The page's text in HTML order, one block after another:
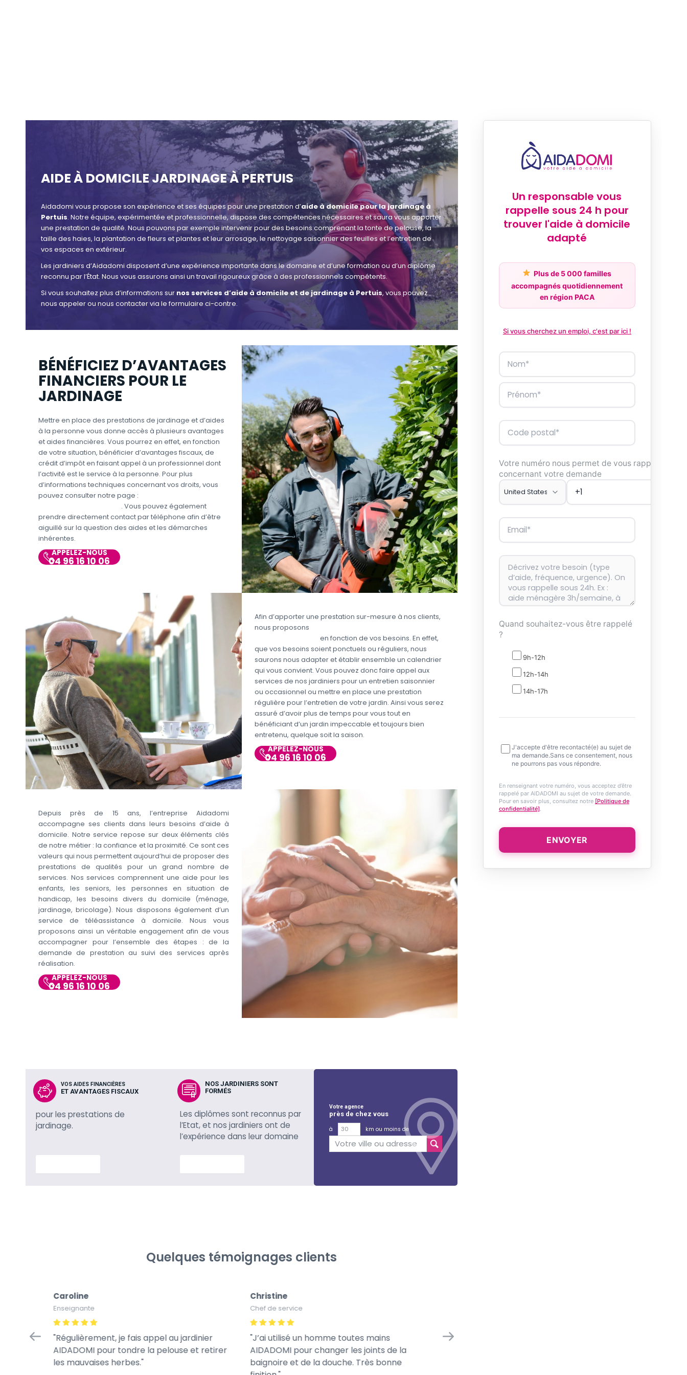
AIDE À DOMICILE JARDINAGE À PERTUIS
Aidadomi vous propose son expérience et ses équipes pour une prestation d’aide à domicile pour la jardinage à
Pertuis. Notre équipe, expérimentée et professionnelle, dispose des compétences nécessaires et saura vous apporter
une prestation de qualité. Nous pouvons par exemple intervenir pour des besoins comprenant la tonte de pelouse, la
taille des haies, la plantation de fleurs et plantes et leur arrosage, le nettoyage saisonnier des feuilles et l’entretien de
vos espaces en extérieur.
Les jardiniers d’Aidadomi disposent d’une expérience importante dans le domaine et d’une formation ou d’un diplôme
reconnu par l’État. Nous vous assurons ainsi un travail rigoureux grâce à des professionnels compétents.
Si vous souhaitez plus d’informations sur nos services d’aide à domicile et de jardinage à Pertuis, vous pouvez
nous appeler ou nous contacter via le formulaire ci-contre.
BÉNÉFICIEZ D’AVANTAGES
FINANCIERS POUR LE
JARDINAGE
Mettre en place des prestations de jardinage et d’aides
à la personne vous donne accès à plusieurs avantages
et aides financières. Vous pourrez en effet, en fonction
de votre situation, bénéficier d’avantages fiscaux, de
crédit d’impôt en faisant appel à un professionnel dont
l’activité est le service à la personne. Pour plus
d’informations techniques concernant vos droits, vous
pouvez consulter notre page :
. Vous pouvez également
prendre directement contact par téléphone afin d’être
aiguillé sur la question des aides et les démarches
inhérentes.
APPELEZ-NOUS
04 96 16 10 06
Afin d’apporter une prestation sur-mesure à nos clients,
nous proposons
en fonction de vos besoins. En effet,
que vos besoins soient ponctuels ou réguliers, nous
saurons nous adapter et établir ensemble un calendrier
qui vous convient. Vous pouvez donc faire appel aux
services de nos jardiniers pour un entretien saisonnier
ou occasionnel ou mettre en place une prestation
régulière pour l’entretien de votre jardin. Ainsi vous serez
assuré d’avoir plus de temps pour vous tout en
bénéficiant d’un jardin impeccable et toujours bien
entretenu, quelque soit la saison.
APPELEZ-NOUS
04 96 16 10 06
Depuis près de 15 ans, l’entreprise Aidadomi
accompagne ses clients dans leurs besoins d’aide à
domicile. Notre service repose sur deux éléments clés
de notre métier : la confiance et la proximité. Ce sont ces
valeurs qui nous permettent aujourd’hui de proposer des
prestations de qualités pour un grand nombre de
services. Nos services comprennent une aide pour les
enfants, les seniors, les personnes en situation de
handicap, les besoins divers du domicile (ménage,
jardinage, bricolage). Nous disposons également d’un
service de téléassistance à domicile. Nous vous
proposons ainsi un véritable engagement afin de vous
accompagner pour l’ensemble des étapes : de la
demande de prestation au suivi des services après
réalisation.
APPELEZ-NOUS
04 96 16 10 06
VOS AIDES FINANCIÈRES
ET AVANTAGES FISCAUX
pour les prestations de
jardinage.
NOS JARDINIERS SONT
FORMÉS
Les diplômes sont reconnus par
l’Etat, et nos jardiniers ont de
l’expérience dans leur domaine
Votre agence
près de chez vous
à
km ou moins de
Quelques témoignages clients
Caroline
Enseignante
Régulièrement, je fais appel au jardinier
AIDADOMI pour tondre la pelouse et retirer
les mauvaises herbes.
Christine
Chef de service
J’ai utilisé un homme toutes mains
AIDADOMI pour changer les joints de la
baignoire et de la douche. Très bonne
Après mon déménagement, l’homme
Un responsable vous
rappelle sous 24 h pour
trouver l'aide à domicile
adapté
Plus de 5 000 familles
accompagnés quotidiennement
en région PACA
Si vous cherchez un emploi, c'est par ici !
Votre numéro nous permet de vous rappeler
concernant votre demande
Quand souhaitez-vous être rappelé
?
9h-12h
12h-14h
14h-17h
J'accepte d'être recontacté(e) au sujet de
ma demande.Sans ce consentement, nous
ne pourrons pas vous répondre.
En renseignant votre numéro, vous acceptez d’être
rappelé par AIDADOMI au sujet de votre demande.
Pour en savoir plus, consultez notre [Politique de
confidentialité]